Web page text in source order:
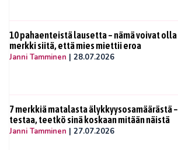
10 pahaenteistä lausetta – nämä voivat olla
merkki siitä, että mies miettii eroa
Janni Tamminen | 28.07.2026
7 merkkiä matalasta älykkyysosamäärästä –
testaa, teetkö sinä koskaan mitään näistä
Janni Tamminen | 27.07.2026